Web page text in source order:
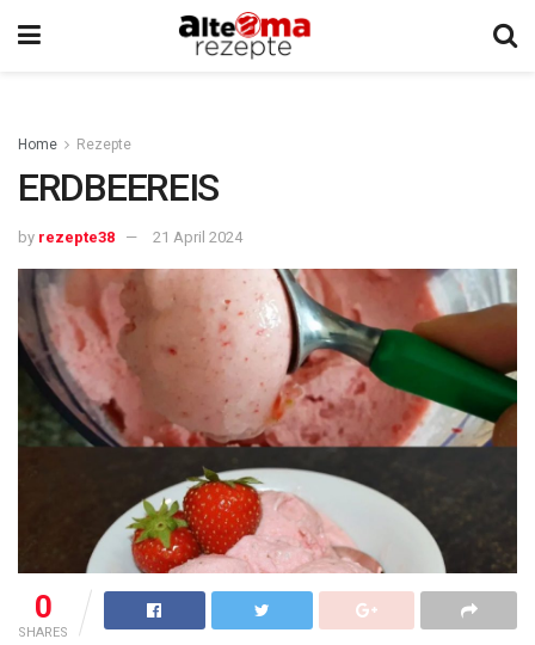
Home Rezepte
ERDBEEREIS
by rezepte38 21 April 2024
0
SHARES